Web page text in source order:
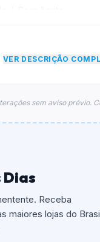
dará um desconto
de teto máximo
VER DESCRIÇÃO
sem aviso prévio.
Dias
Receba
maiores lojas do